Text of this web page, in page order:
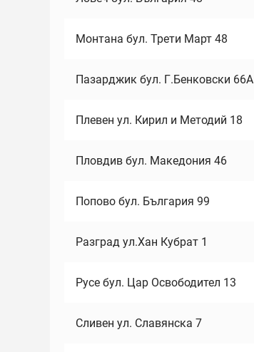
Монтана бул. Трети Март 48
Пазарджик бул. Г.Бенковски 66А
Плевен ул. Кирил и Методий 18
Пловдив бул. Македония 46
Попово бул. България 99
Разград ул.Хан Кубрат 1
Русе бул. Цар Освободител 13
Сливен ул. Славянска 7